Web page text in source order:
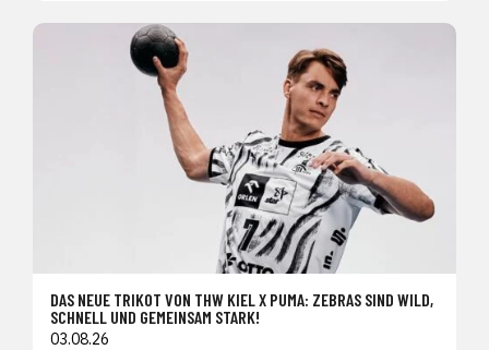
DAS NEUE TRIKOT VON THW KIEL X PUMA: ZEBRAS SIND WILD,
SCHNELL UND GEMEINSAM STARK!
03.08.26